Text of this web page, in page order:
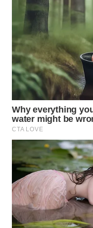
WAHANA
ADVOKAT
WAHANA
INFRASTRUKTUR
WAHANA
KONSUMEN
WAHANA
LISTRIK
WAHANA
TRAVEL
WAHANA
TV
WAHANANEWS